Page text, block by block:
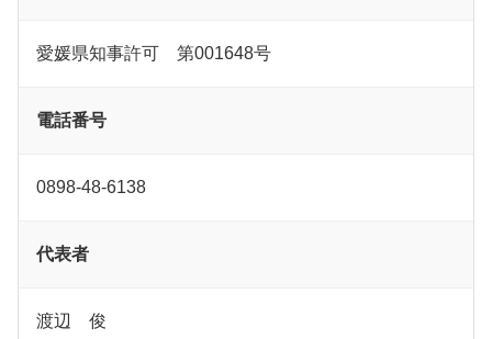
愛媛県知事許可 第001648号
電話番号
0898-48-6138
代表者
渡辺 俊